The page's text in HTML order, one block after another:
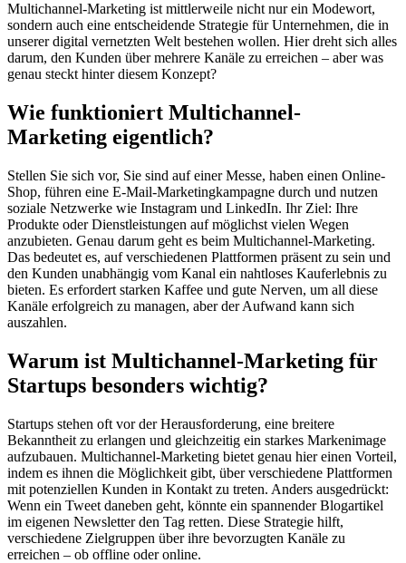
Multichannel-Marketing ist mittlerweile nicht nur ein Modewort,
sondern auch eine entscheidende Strategie für Unternehmen, die in
unserer digital vernetzten Welt bestehen wollen. Hier dreht sich alles
darum, den Kunden über mehrere Kanäle zu erreichen – aber was
genau steckt hinter diesem Konzept?
Wie funktioniert Multichannel-
Marketing eigentlich?
Stellen Sie sich vor, Sie sind auf einer Messe, haben einen Online-
Shop, führen eine E-Mail-Marketingkampagne durch und nutzen
soziale Netzwerke wie Instagram und LinkedIn. Ihr Ziel: Ihre
Produkte oder Dienstleistungen auf möglichst vielen Wegen
anzubieten. Genau darum geht es beim Multichannel-Marketing.
Das bedeutet es, auf verschiedenen Plattformen präsent zu sein und
den Kunden unabhängig vom Kanal ein nahtloses Kauferlebnis zu
bieten. Es erfordert starken Kaffee und gute Nerven, um all diese
Kanäle erfolgreich zu managen, aber der Aufwand kann sich
auszahlen.
Warum ist Multichannel-Marketing für
Startups besonders wichtig?
Startups stehen oft vor der Herausforderung, eine breitere
Bekanntheit zu erlangen und gleichzeitig ein starkes Markenimage
aufzubauen. Multichannel-Marketing bietet genau hier einen Vorteil,
indem es ihnen die Möglichkeit gibt, über verschiedene Plattformen
mit potenziellen Kunden in Kontakt zu treten. Anders ausgedrückt:
Wenn ein Tweet daneben geht, könnte ein spannender Blogartikel
im eigenen Newsletter den Tag retten. Diese Strategie hilft,
verschiedene Zielgruppen über ihre bevorzugten Kanäle zu
erreichen – ob offline oder online.